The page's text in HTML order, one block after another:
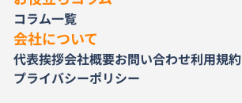
コラム一覧
会社について
代表挨拶会社概要お問い合わせ利用規約
プライバシーポリシー